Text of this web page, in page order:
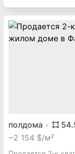
полдома
~2 154 $/м²